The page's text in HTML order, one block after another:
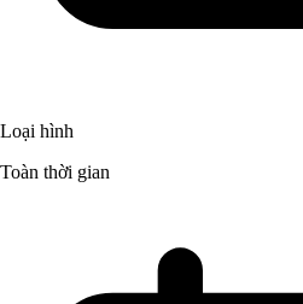
Loại hình
Toàn thời gian